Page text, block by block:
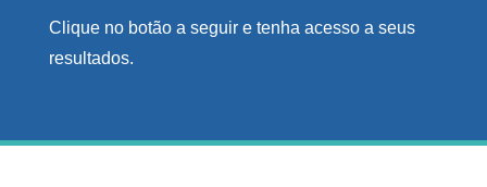
Clique no botão a seguir e tenha acesso a seus
resultados.